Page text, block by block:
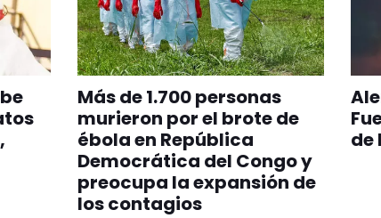
Más de 1.700 personas
murieron por el brote de
ébola en República
Democrática del Congo y
preocupa la expansión de
los contagios
de